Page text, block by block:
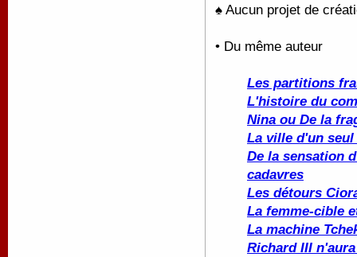
♠ Aucun projet de
• Du même auteur
Les partitions
L'histoire du
Nina ou De la
La ville d'un
De la sensation
cadavres
Les détours
La femme-cible
La machine
Richard III